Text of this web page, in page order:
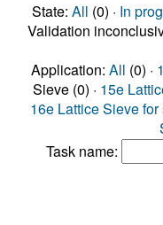
State: All (0) · In
Validation
Application: All (0) ·
Sieve (0) · 15e
16e Lattice Sieve
Task name: